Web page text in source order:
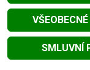
SMLUVNÍ